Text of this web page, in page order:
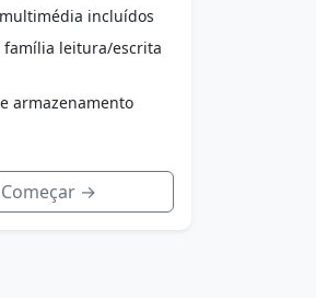
incluídos
família leitura/escrita
armazenamento
Começar →